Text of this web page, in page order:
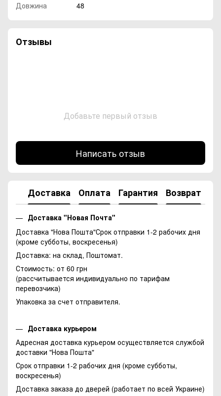
Довжина
48
Отзывы
Добавьте первый отзыв
Написать отзыв
Доставка Оплата Гарантия Возврат
Доставка "Новая Почта"
Доставка "Нова Пошта"Срок отправки 1-2 рабочих дня
(кроме субботы, воскресенья)
Доставка: на склад, Поштомат.
Стоимость: от 60 грн
(рассчитывается индивидуально по тарифам
перевозчика)
Упаковка за счет отправителя.
Доставка курьером
Адресная доставка курьером осуществляется службой
доставки "Нова Пошта"
Срок отправки 1-2 рабочих дня (кроме субботы,
воскресенья)
Доставка заказа до дверей (работает по всей Украине)